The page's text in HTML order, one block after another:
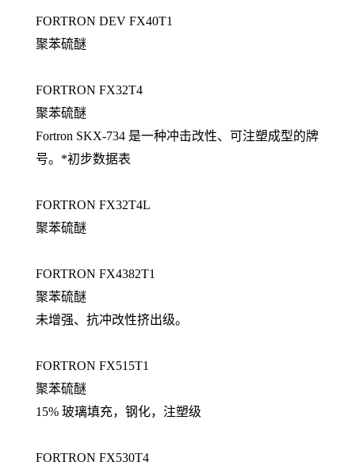
FORTRON DEV FX40T1
聚苯硫醚
FORTRON FX32T4
聚苯硫醚
Fortron SKX-734 是一种冲击改性、可注塑成型的牌
号。*初步数据表
FORTRON FX32T4L
聚苯硫醚
FORTRON FX4382T1
聚苯硫醚
未增强、抗冲改性挤出级。
FORTRON FX515T1
聚苯硫醚
15% 玻璃填充，钢化，注塑级
FORTRON FX530T4